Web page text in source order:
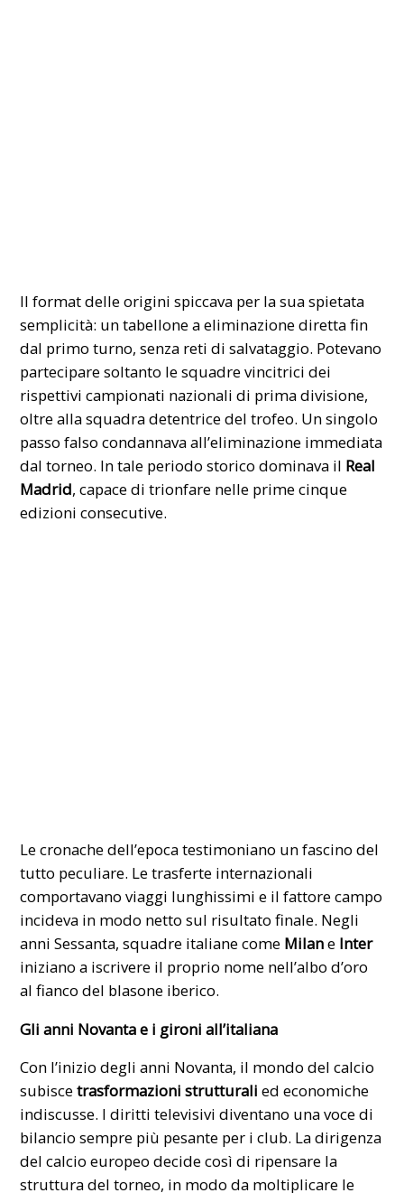
Il format delle origini spiccava per la sua spietata
semplicità: un tabellone a eliminazione diretta fin
dal primo turno, senza reti di salvataggio. Potevano
partecipare soltanto le squadre vincitrici dei
rispettivi campionati nazionali di prima divisione,
oltre alla squadra detentrice del trofeo. Un singolo
passo falso condannava all’eliminazione immediata
dal torneo. In tale periodo storico dominava il Real
Madrid, capace di trionfare nelle prime cinque
edizioni consecutive.
Le cronache dell’epoca testimoniano un fascino del
tutto peculiare. Le trasferte internazionali
comportavano viaggi lunghissimi e il fattore campo
incideva in modo netto sul risultato finale. Negli
anni Sessanta, squadre italiane come Milane Inter
iniziano a iscrivere il proprio nome nell’albo d’oro
al fianco del blasone iberico.
Gli anni Novanta e i gironi all’italiana
Con l’inizio degli anni Novanta, il mondo del calcio
subiscetrasformazioni strutturalied economiche
indiscusse. I diritti televisivi diventano una voce di
bilancio sempre più pesante per i club. La dirigenza
del calcio europeo decide così di ripensare la
struttura del torneo, in modo da moltiplicare le